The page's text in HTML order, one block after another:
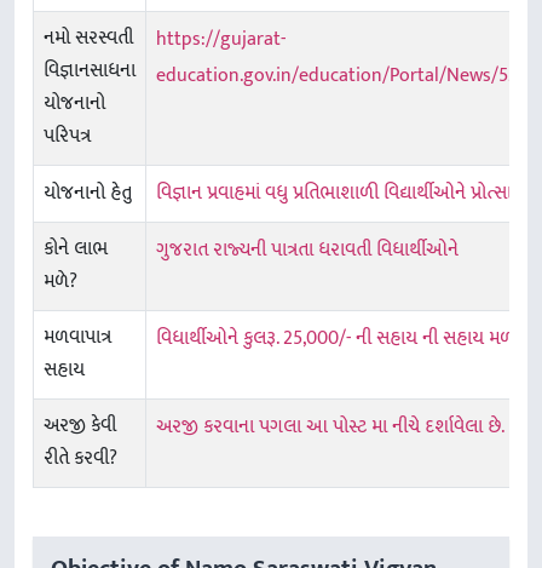
નમો સરસ્વતી
વિજ્ઞાનસાધના
યોજનાનો
પરિપત્ર
https://gujarat-
education.gov.in/education/Portal/News/
યોજનાનો હેતુ
વિજ્ઞાન પ્રવાહમાં વધુ પ્રતિભાશાળી વિદ્યાર્થીઓને
કોને લાભ
મળે?
ગુજરાત રાજ્યની પાત્રતા ધરાવતી વિધાર્થીઓને
મળવાપાત્ર
સહાય
વિધાર્થીઓને કુલરૂ. 25,000/- ની સહાય ની સહાય
અરજી કેવી
રીતે કરવી?
અરજી કરવાના પગલા આ પોસ્ટ મા નીચે દર્શાવેલા છે.